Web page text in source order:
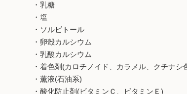
・乳糖
・塩
・ソルビトール
・卵殻カルシウム
・乳酸カルシウム
・着色剤(カロチノイド、カラメル、クチナ
・薫液(石油系)
・酸化防止剤(ビタミンＣ、ビタミンＥ)